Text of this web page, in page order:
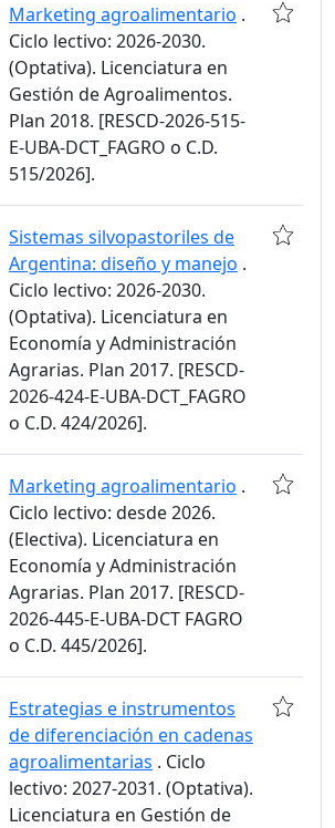
Marketing agroalimentario .
Ciclo lectivo: 2026-2030.
(Optativa). Licenciatura en
Gestión de Agroalimentos.
Plan 2018. [RESCD-2026-515-
E-UBA-DCT_FAGRO o C.D.
515/2026].
Sistemas silvopastoriles de
Argentina: diseño y manejo .
Ciclo lectivo: 2026-2030.
(Optativa). Licenciatura en
Economía y Administración
Agrarias. Plan 2017. [RESCD-
2026-424-E-UBA-DCT_FAGRO
o C.D. 424/2026].
Marketing agroalimentario .
Ciclo lectivo: desde 2026.
(Electiva). Licenciatura en
Economía y Administración
Agrarias. Plan 2017. [RESCD-
2026-445-E-UBA-DCT FAGRO
o C.D. 445/2026].
Estrategias e instrumentos
de diferenciación en cadenas
agroalimentarias . Ciclo
lectivo: 2027-2031. (Optativa).
Licenciatura en Gestión de